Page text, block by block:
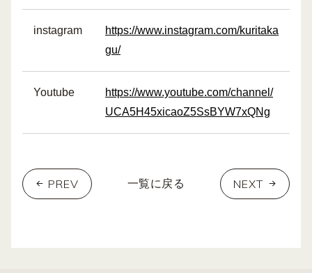
instagram
https://www.instagram.com/kuritaka
gu/
Youtube
https://www.youtube.com/channel/
UCA5H45xicaoZ5SsBYW7xQNg
PREV 一覧に戻る NEXT